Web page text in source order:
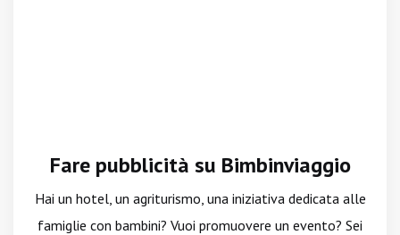
Fare pubblicità su Bimbinviaggio
Hai un hotel, un agriturismo, una iniziativa dedicata alle
famiglie con bambini? Vuoi promuovere un evento? Sei